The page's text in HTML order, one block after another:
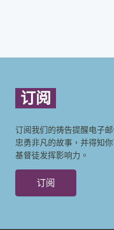
订阅
订阅我们的祷告提醒电子
忠勇非凡的故事，并得知
基督徒发挥影响力。
订阅